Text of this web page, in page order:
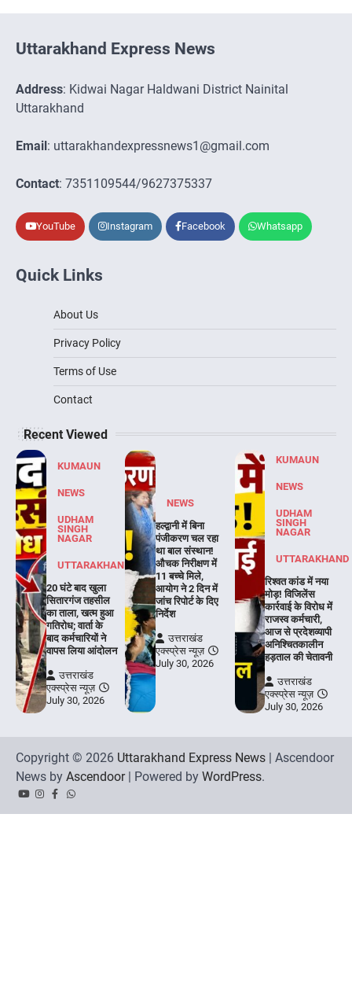
Uttarakhand Express News
Address: Kidwai Nagar Haldwani District Nainital
Uttarakhand
Email: uttarakhandexpressnews1@gmail.com
Contact: 7351109544/9627375337
YouTube Instagram Facebook Whatsapp
Quick Links
About Us
Privacy Policy
Terms of Use
Contact
Recent Viewed
KUMAUN
NEWS
UDHAM
SINGH
NAGAR
UTTARAKHAND
20 घंटे बाद खुला
सितारगंज तहसील
का ताला, खत्म हुआ
गतिरोध; वार्ता के
बाद कर्मचारियों ने
वापस लिया आंदोलन
उत्तराखंड
एक्स्प्रेस न्यूज़
July 30, 2026
NEWS
हल्द्वानी में बिना
पंजीकरण चल रहा
था बाल संस्थान!
औचक निरीक्षण में
11 बच्चे मिले,
आयोग ने 2 दिन में
जांच रिपोर्ट के दिए
निर्देश
उत्तराखंड
एक्स्प्रेस न्यूज़
July 30, 2026
KUMAUN
NEWS
UDHAM
SINGH
NAGAR
UTTARAKHAND
रिश्वत कांड में नया
मोड़! विजिलेंस
कार्रवाई के विरोध में
राजस्व कर्मचारी,
आज से प्रदेशव्यापी
अनिश्चितकालीन
हड़ताल की चेतावनी
उत्तराखंड
एक्स्प्रेस न्यूज़
July 30, 2026
Copyright © 2026 Uttarakhand Express News | Ascendoor
News by Ascendoor| Powered by WordPress.
YouTubeInstagram
Facebook
Whatsapp